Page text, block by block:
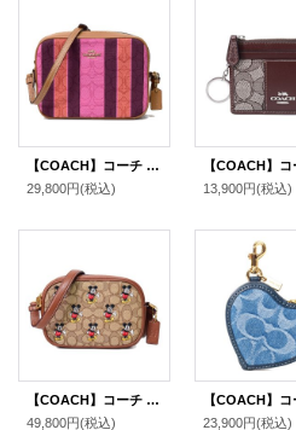
【COACH】コーチ ジャガード スムースレザー シグネチャー ストライプ ミニ カメラバッグ クロスボディ 斜め掛け ショルダーバッグ ピンク×バーガンディーマルチ（日本未発売）
29,800円(税込)
13,900円(税込)
【COACH】コーチ ジャガード レザー シグネチャー ディズニー コラボ ミッキーマウス カメラバッグ クロスボディー ショルダーバッグ カーキ×レッドウッドマルチ（日本未発売）
49,800円(税込)
23,900円(税込)